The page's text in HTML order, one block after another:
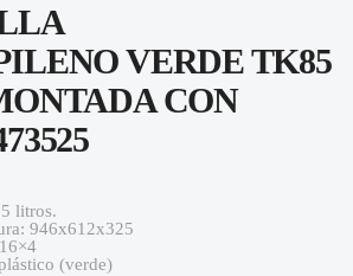
VERDE TK85
CON
litros.
946x612x325
(verde)